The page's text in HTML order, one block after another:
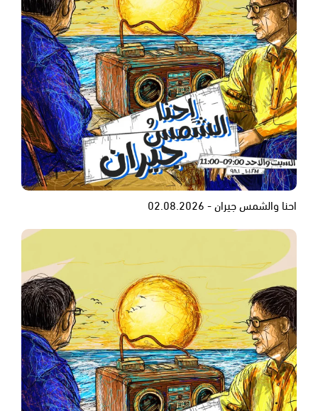
احنا والشمس جيران - 02.08.2026